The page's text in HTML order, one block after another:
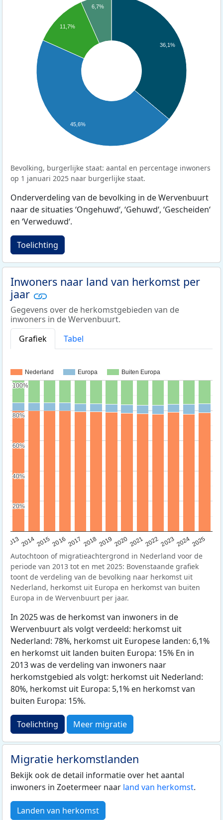
36,1%
6,7%
11,7%
45,6%
Bevolking, burgerlijke staat: aantal en percentage inwoners
op 1 januari 2025 naar burgerlijke staat.
Onderverdeling van de bevolking in de Wervenbuurt
naar de situaties ‘Ongehuwd‘, ‘Gehuwd‘, ‘Gescheiden‘
en ‘Verweduwd‘.
Toelichting
Inwoners naar land van herkomst per
jaar
Gegevens over de herkomstgebieden van de
inwoners in de Wervenbuurt.
Grafiek
Tabel
Nederland Europa Buiten Europa
20132014201520162017 20182019 202020212022202320242025
20%
20%
40%
40%
60%
60%
80%
80%
100%
100%
Autochtoon of migratieachtergrond in Nederland voor de
periode van 2013 tot en met 2025: Bovenstaande grafiek
toont de verdeling van de bevolking naar herkomst uit
Nederland, herkomst uit Europa en herkomst van buiten
Europa in de Wervenbuurt per jaar.
In 2025 was de herkomst van inwoners in de
Wervenbuurt als volgt verdeeld: herkomst uit
Nederland: 78%, herkomst uit Europese landen: 6,1%
en herkomst uit landen buiten Europa: 15% En in
2013 was de verdeling van inwoners naar
herkomstgebied als volgt: herkomst uit Nederland:
80%, herkomst uit Europa: 5,1% en herkomst van
buiten Europa: 15%.
Toelichting Meer migratie
Migratie herkomstlanden
Bekijk ook de detail informatie over het aantal
inwoners in Zoetermeer naar land van herkomst.
Landen van herkomst